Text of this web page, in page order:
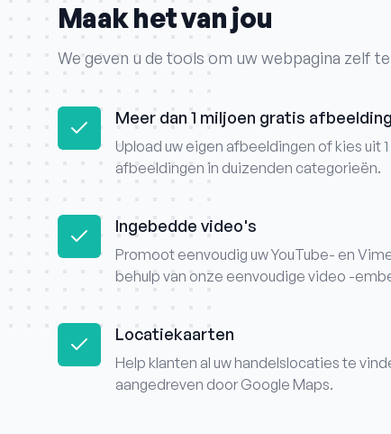
Maak het van jou
We geven u de tools om uw webpagina zelf
Meer dan 1 miljoen gratis
Upload uw eigen afbeeldingen of kies uit
afbeeldingen in duizenden categorieën.
Ingebedde video's
Promoot eenvoudig uw YouTube- en
behulp van onze eenvoudige video -
Locatiekaarten
Help klanten al uw handelslocaties te
aangedreven door Google Maps.